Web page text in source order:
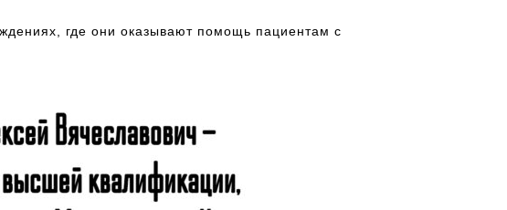
где они оказывают помощь пациентам с